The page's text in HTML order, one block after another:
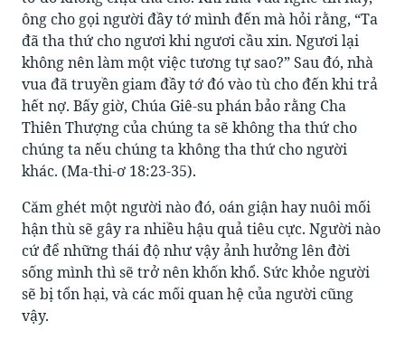
ông cho gọi người đầy tớ mình đến mà hỏi rằng, “Ta
đã tha thứ cho ngươi khi ngươi cầu xin. Ngươi lại
không nên làm một việc tương tự sao?” Sau đó, nhà
vua đã truyền giam đầy tớ đó vào tù cho đến khi trả
hết nợ. Bấy giờ, Chúa Giê-su phán bảo rằng Cha
Thiên Thượng của chúng ta sẽ không tha thứ cho
chúng ta nếu chúng ta không tha thứ cho người
khác. (Ma-thi-ơ 18:23-35).
Căm ghét một người nào đó, oán giận hay nuôi mối
hận thù sẽ gây ra nhiều hậu quả tiêu cực. Người nào
cứ để những thái độ như vậy ảnh hưởng lên đời
sống mình thì sẽ trở nên khốn khổ. Sức khỏe người
sẽ bị tổn hại, và các mối quan hệ của người cũng
vậy.